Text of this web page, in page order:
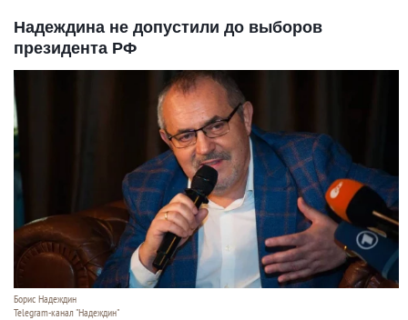
Надеждина не допустили до выборов
президента РФ
Борис Надеждин
Telegram-канал "Надеждин"